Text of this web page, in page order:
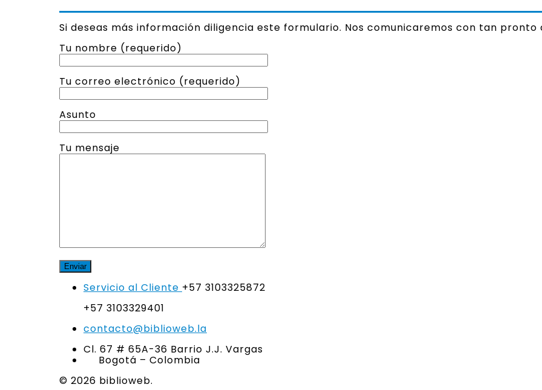
Si deseas más información diligencia este formulario. Nos comunicaremos con tan pronto
Tu nombre (requerido)
Tu correo electrónico (requerido)
Asunto
Tu mensaje
Servicio al Cliente +57 3103325872
+57 3103329401
contacto@biblioweb.la
Cl. 67 # 65A-36 Barrio J.J. Vargas
Bogotá – Colombia
© 2026 biblioweb.